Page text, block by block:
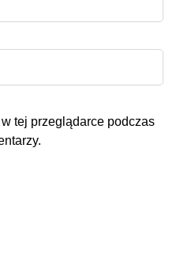
tej przeglądarce podczas